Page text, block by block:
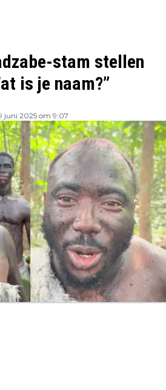
stam stellen
is je naam?”
juni 2025 om 9:07